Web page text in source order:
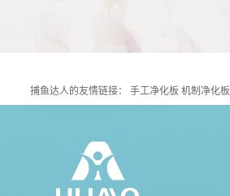
捕鱼达人的友情链接：手工净化板机制净化板